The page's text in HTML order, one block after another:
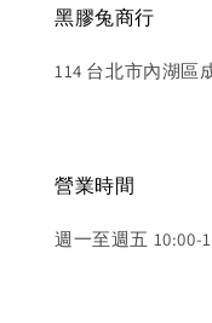
黑膠兔商行
114 台北市內湖區
營業時間
週一至週五 10:00-